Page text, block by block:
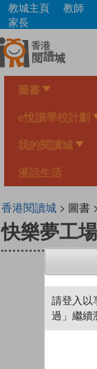
Skip
main
content
教城主頁 教師
家長
圖書
e悅讀學校計劃
我的閱讀城
漫話生活
香港閱讀城> 圖書 >
快樂夢工場
請登入以
過」繼續